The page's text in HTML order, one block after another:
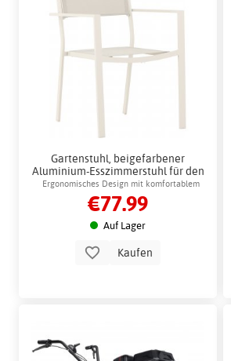
Gartenstuhl, beigefarbener
Aluminium-Esszimmerstuhl für den
Außenbereich - Copacabana
Ergonomisches Design mit komfortablem
Sitzkissen
€77.99
Auf Lager
Kaufen